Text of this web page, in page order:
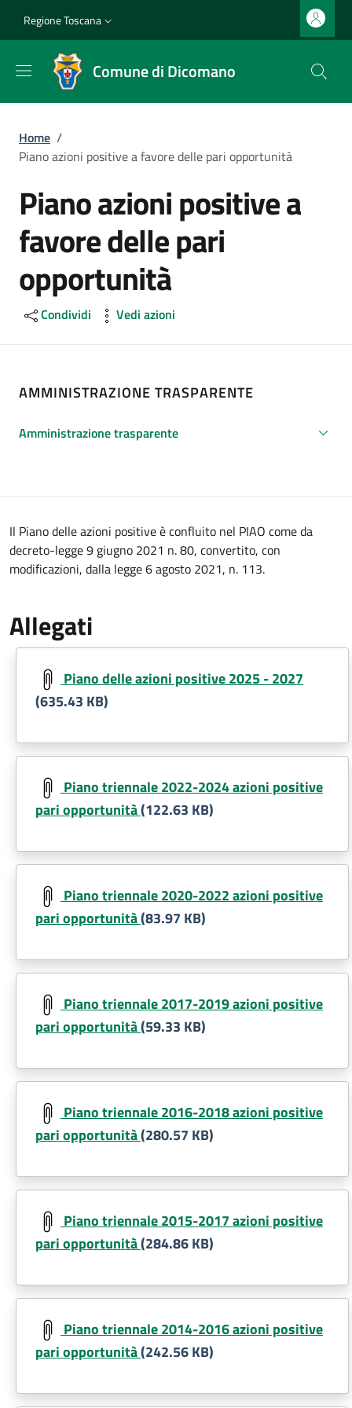
Slim top
Regione Toscana
Comune di Dicomano
Briciole di pane
Home /
Piano azioni positive a favore delle pari opportunità
Piano azioni positive a
favore delle pari
opportunità
Condividi Vedi azioni
AMMINISTRAZIONE TRASPARENTE
Amministrazione trasparente
Descrizione
Il Piano delle azioni positive è confluito nel PIAO come da
decreto-legge 9 giugno 2021 n. 80, convertito, con
modificazioni, dalla legge 6 agosto 2021, n. 113.
Allegati
Document
Piano delle azioni positive 2025 - 2027
(635.43 KB)
Document
Piano triennale 2022-2024 azioni positive
pari opportunità(122.63 KB)
Document
Piano triennale 2020-2022 azioni positive
pari opportunità(83.97 KB)
Document
Piano triennale 2017-2019 azioni positive
pari opportunità(59.33 KB)
Document
Piano triennale 2016-2018 azioni positive
pari opportunità(280.57 KB)
Document
Piano triennale 2015-2017 azioni positive
pari opportunità(284.86 KB)
Document
Piano triennale 2014-2016 azioni positive
pari opportunità(242.56 KB)